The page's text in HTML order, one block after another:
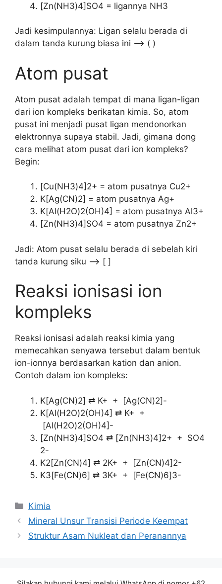
[Zn(NH3)4]SO4 = ligannya NH3
Jadi kesimpulannya: Ligan selalu berada di
dalam tanda kurung biasa ini –> ( )
Atom pusat
Atom pusat adalah tempat di mana ligan-ligan
dari ion kompleks berikatan kimia. So, atom
pusat ini menjadi pusat ligan mendonorkan
elektronnya supaya stabil. Jadi, gimana dong
cara melihat atom pusat dari ion kompleks?
Begin:
[Cu(NH3)4]2+ = atom pusatnya Cu2+
K[Ag(CN)2] = atom pusatnya Ag+
K[Al(H2O)2(OH)4] = atom pusatnya Al3+
[Zn(NH3)4]SO4 = atom pusatnya Zn2+
Jadi: Atom pusat selalu berada di sebelah kiri
tanda kurung siku —> [ ]
Reaksi ionisasi ion
kompleks
Reaksi ionisasi adalah reaksi kimia yang
memecahkan senyawa tersebut dalam bentuk
ion-ionnya berdasarkan kation dan anion.
Contoh dalam ion kompleks:
K[Ag(CN)2] ⇄ K+ + [Ag(CN)2]-
K[Al(H2O)2(OH)4] ⇄ K+ +
[Al(H2O)2(OH)4]-
[Zn(NH3)4]SO4 ⇄ [Zn(NH3)4]2+ + SO4
2-
K2[Zn(CN)4] ⇄ 2K+ + [Zn(CN)4]2-
K3[Fe(CN)6] ⇄ 3K+ + [Fe(CN)6]3-
Kategori
Kimia
Mineral Unsur Transisi Periode Keempat
Struktur Asam Nukleat dan Peranannya